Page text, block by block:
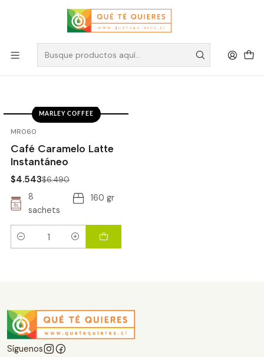
Café Soluble
Filtros
MR060
MARLEY COFFEE
Café Caramelo Latte
Instantáneo
$4.543$6.490
8
sachets
160 gr
Cantidad
Síguenos